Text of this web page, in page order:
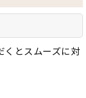
くとスムーズに対